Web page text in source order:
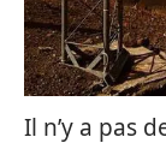
Il n’y a pas